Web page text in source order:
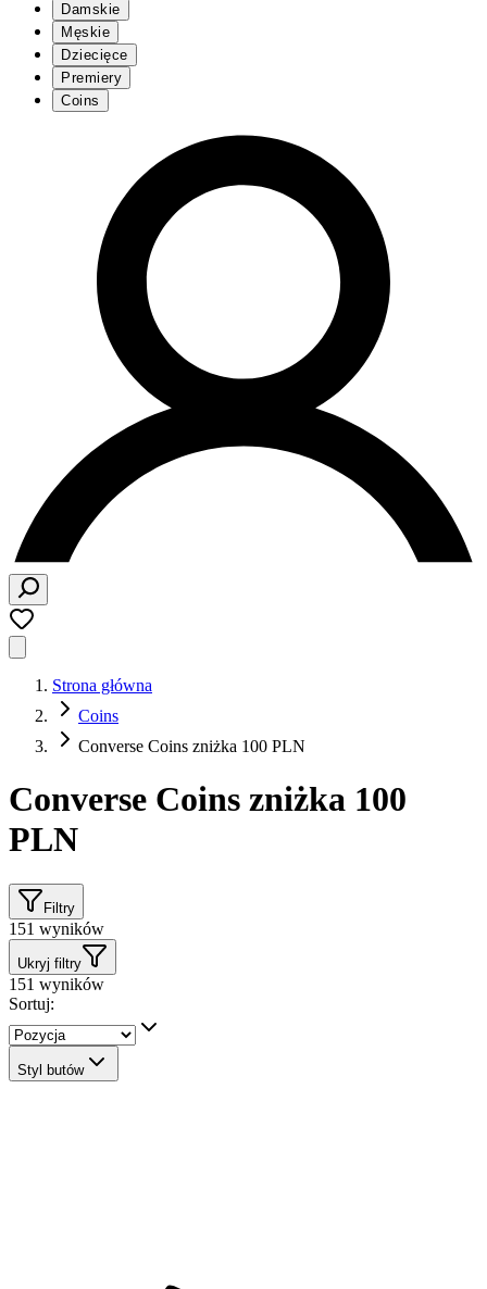
Damskie
Męskie
Dziecięce
Premiery
Coins
Strona główna
Coins
Converse Coins zniżka 100 PLN
Converse Coins zniżka 100
PLN
Filtry
151 wyników
Ukryj filtry
151 wyników
Sortuj:
Styl butów